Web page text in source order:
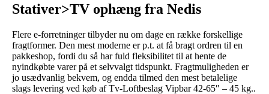
Stativer>TV ophæng fra Nedis
Flere e-forretninger tilbyder nu om dage en række forskellige
fragtformer. Den mest moderne er p.t. at få bragt ordren til en
pakkeshop, fordi du så har fuld fleksibilitet til at hente de
nyindkøbte varer på et selvvalgt tidspunkt. Fragtmuligheden er
jo usædvanlig bekvem, og endda tilmed den mest betalelige
slags levering ved køb af Tv-Loftbeslag Vipbar 42-65″ – 45 kg..